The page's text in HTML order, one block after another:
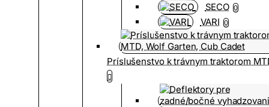
SECO 0
VARI 0
Príslušenstvo k trávnym traktorom